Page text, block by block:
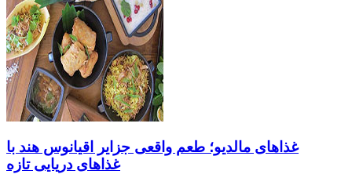
غذاهای مالدیو؛ طعم واقعی جزایر اقیانوس هند با
غذاهای دریایی تازه